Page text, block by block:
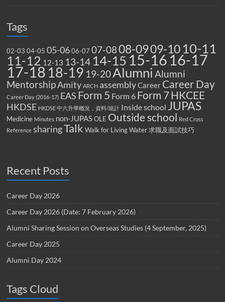
Tags
02-03 04-05 05-06 06-07 07-0808-0909-10 10-11
11-12 12-13 13-14 14-15 15-16 16-17
17-18 18-19 19-20Alumni Alumni
MentorshipAmity ARCH assemblyCareer Career Day
Career Day (2016-17) EAS Form 5 Form 6 Form 7HKCEE
HKDSE HKDSE 中六升學概況，資料/統計 Inside school JUPAS
Medicine Minutes non-JUPAS OLE Outside school
Red Cross
Reference sharingTalk Walk for Living Water 求職及面試技巧
Recent Posts
Career Day 2026
Career Day 2026 (Date: 7 February 2026)
Alumni Sharing Session on Overseas Studies (4 September, 2025)
Career Day 2025
Alumni Day 2024
Tags Cloud